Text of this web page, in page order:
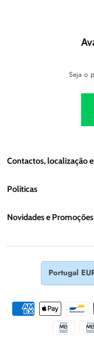
Seja o
Contactos, localização
Políticas
Novidades e Promoções